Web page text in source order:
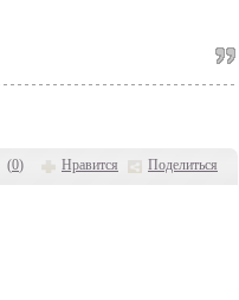
(0) Нравится Поделиться